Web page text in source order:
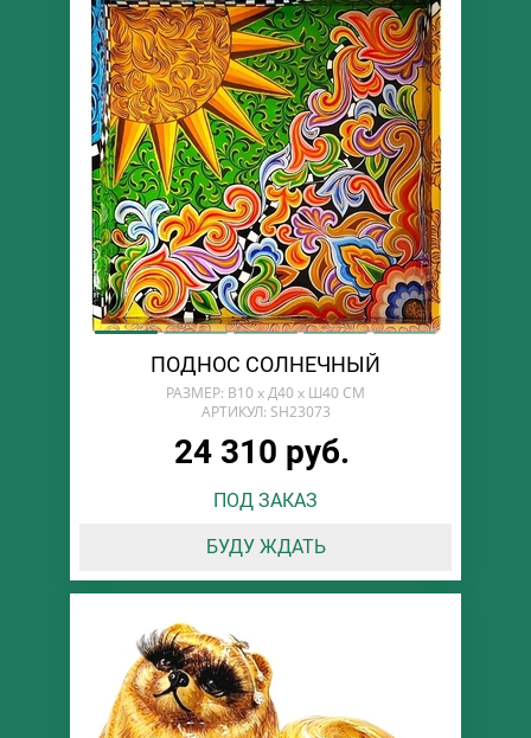
ПОДНОС СОЛНЕЧНЫЙ
РАЗМЕР: В10 х Д40 х Ш40 СМ
АРТИКУЛ: SH23073
24 310 руб.
ПОД ЗАКАЗ
БУДУ ЖДАТЬ